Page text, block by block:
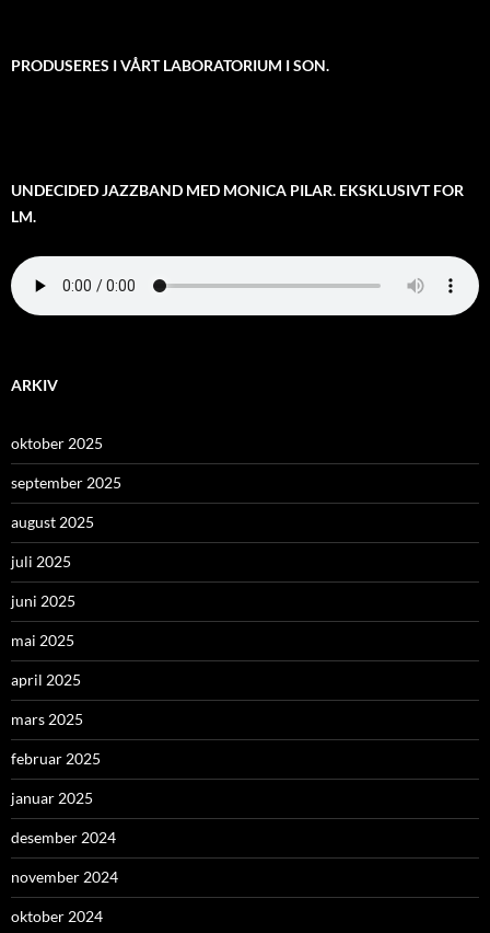
PRODUSERES I VÅRT LABORATORIUM I SON.
UNDECIDED JAZZBAND MED MONICA PILAR. EKSKLUSIVT FOR
LM.
ARKIV
oktober 2025
september 2025
august 2025
juli 2025
juni 2025
mai 2025
april 2025
mars 2025
februar 2025
januar 2025
desember 2024
november 2024
oktober 2024